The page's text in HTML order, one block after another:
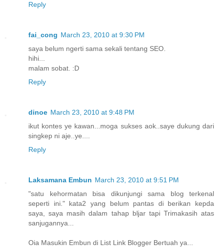
Reply
fai_cong March 23, 2010 at 9:30 PM
saya belum ngerti sama sekali tentang SEO.
hihi...
malam sobat. :D
Reply
dinoe March 23, 2010 at 9:48 PM
ikut kontes ye kawan...moga sukses aok..saye dukung dari
singkep ni aje..ye....
Reply
Laksamana Embun March 23, 2010 at 9:51 PM
"satu kehormatan bisa dikunjungi sama blog terkenal
seperti ini." kata2 yang belum pantas di berikan kepda
saya, saya masih dalam tahap bljar tapi Trimakasih atas
sanjugannya...
Oia Masukin Embun di List Link Blogger Bertuah ya...